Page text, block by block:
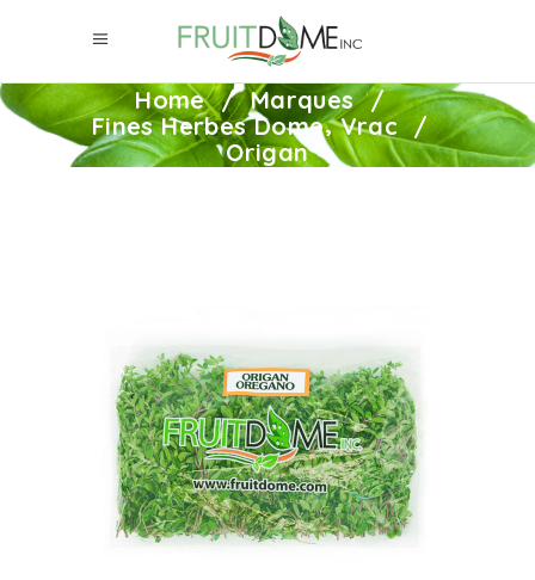
Home/Marques/
Fines Herbes Dome,Vrac/
Origan